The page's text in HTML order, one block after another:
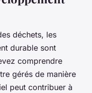
déchets, les
durable sont
comprendre
gérés de manière
peut contribuer à